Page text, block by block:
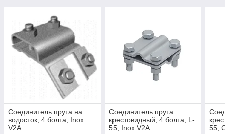
Соединитель прута на
водосток, 4 болта, Inox
V2A
Соединитель прута
крестовидный, 4 болта, L-
55, Inox V2A
55,